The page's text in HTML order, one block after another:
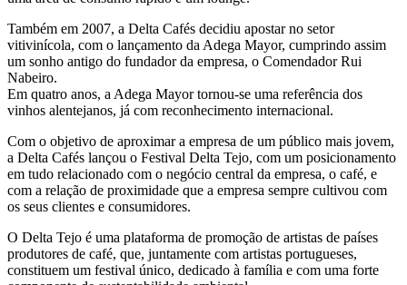
Também em 2007, a Delta Cafés decidiu apostar no setor
vitivinícola, com o lançamento da Adega Mayor, cumprindo assim
um sonho antigo do fundador da empresa, o Comendador Rui
Nabeiro.
Em quatro anos, a Adega Mayor tornou-se uma referência dos
vinhos alentejanos, já com reconhecimento internacional.
Com o objetivo de aproximar a empresa de um público mais jovem,
a Delta Cafés lançou o Festival Delta Tejo, com um posicionamento
em tudo relacionado com o negócio central da empresa, o café, e
com a relação de proximidade que a empresa sempre cultivou com
os seus clientes e consumidores.
O Delta Tejo é uma plataforma de promoção de artistas de países
produtores de café, que, juntamente com artistas portugueses,
constituem um festival único, dedicado à família e com uma forte